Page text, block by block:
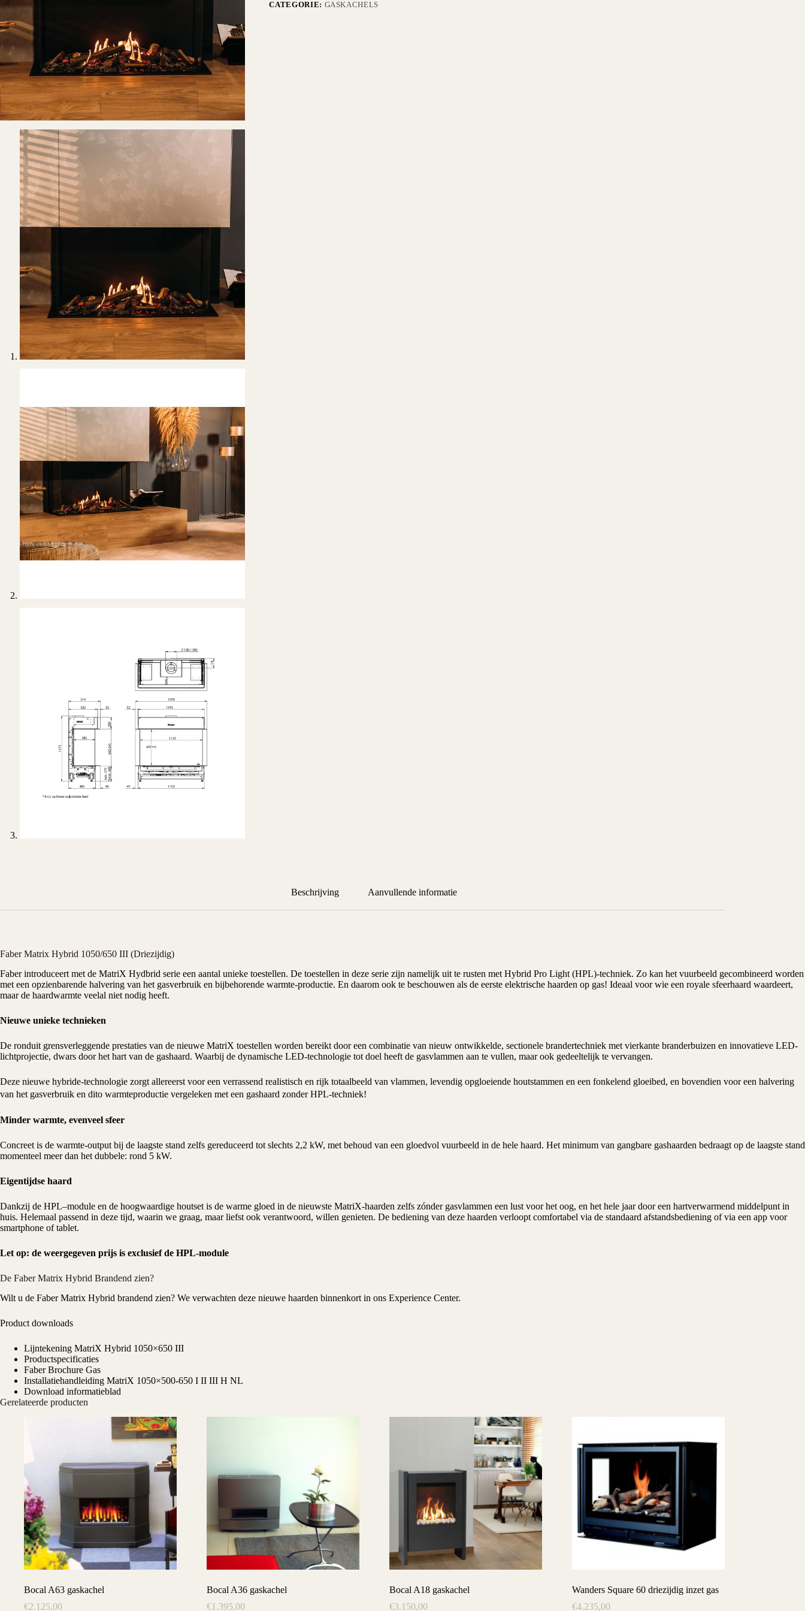
CATEGORIE: GASKACHELS
Beschrijving Aanvullende informatie
Faber Matrix Hybrid 1050/650 III (Driezijdig)
Faberintroduceert met de MatriX Hydbrid serie een aantal unieke toestellen. De toestellen in deze serie zijn namelijk uit te rusten met Hybrid Pro Light (HPL)-techniek. Zo kan het vuurbeeld gecombineerd worden
met een opzienbarende halvering van het gasverbruik en bijbehorende warmte-productie. En daarom ook te beschouwen als de eerste elektrische haarden op gas! Ideaal voor wie een royale sfeerhaard waardeert,
maar de haardwarmte veelal niet nodig heeft.
Nieuwe unieke technieken
De ronduit grensverleggende prestaties van de nieuwe MatriX toestellen worden bereikt door een combinatie van nieuw ontwikkelde, sectionele brandertechniek met vierkante branderbuizen en innovatieve LED-
lichtprojectie, dwars door het hart van de gashaard. Waarbij de dynamische LED-technologie tot doel heeft de gasvlammen aan te vullen, maar ook gedeeltelijk te vervangen.
Deze nieuwe hybride-technologie zorgt allereerst voor een verrassend realistisch en rijk totaalbeeld van vlammen, levendig opgloeiende houtstammen en een fonkelend gloeibed, en bovendien voor een halvering
van het gasverbruik en dito warmteproductie vergeleken met een gashaard zonder HPL-techniek!
Minder warmte, evenveel sfeer
Concreet is de warmte-output bij de laagste stand zelfs gereduceerd tot slechts 2,2 kW, met behoud van een gloedvol vuurbeeld in de hele haard. Het minimum van gangbare gashaarden bedraagt op de laagste stand
momenteel meer dan het dubbele: rond 5 kW.
Eigentijdse haard
Dankzij de HPL–module en de hoogwaardige houtset is de warme gloed in de nieuwste MatriX-haarden zelfs zónder gasvlammen een lust voor het oog, en het hele jaar door een hartverwarmend middelpunt in
huis. Helemaal passend in deze tijd, waarin we graag, maar liefst ook verantwoord, willen genieten. De bediening van deze haarden verloopt comfortabel via de standaard afstandsbediening of via een app voor
smartphone of tablet.
Let op: de weergegeven prijs is exclusief de HPL-module
De Faber Matrix Hybrid Brandend zien?
Wilt u de Faber Matrix Hybrid brandend zien? We verwachten deze nieuwe haarden binnenkort in ons Experience Center.
Product downloads
Lijntekening MatriX Hybrid 1050×650 III
Productspecificaties
Faber Brochure Gas
Installatiehandleiding MatriX 1050×500-650 I II III H NL
Download informatieblad
Gerelateerde producten
Bocal A63 gaskachel
€2.125,00
Bocal A36 gaskachel
€1.395,00
Bocal A18 gaskachel
€3.150,00
Wanders Square 60 driezijdig inzet gas
€4.235,00